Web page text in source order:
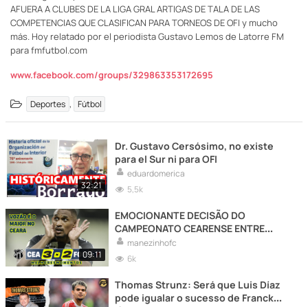
AFUERA A CLUBES DE LA LIGA GRAL ARTIGAS DE TALA DE LAS
COMPETENCIAS QUE CLASIFICAN PARA TORNEOS DE OFI y mucho
más. Hoy relatado por el periodista Gustavo Lemos de Latorre FM
para fmfutbol.com
www.facebook.com/groups/329863353172695
Deportes , Fútbol
32:21
Dr. Gustavo Cersósimo, no existe
para el Sur ni para OFI
eduardomerica
5,5k
09:11
EMOCIONANTE DECISÃO DO
CAMPEONATO CEARENSE ENTRE
CEARA X FORTALEZA | MELHORES
MOMENTOS 2024
manezinhofc
6k
Thomas Strunz: Será que Luis Díaz
pode igualar o sucesso de Franck